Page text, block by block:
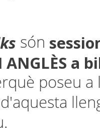
són
ANGLÈS a
poseu a